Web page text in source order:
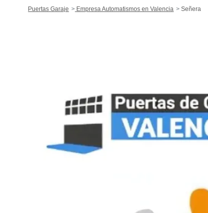
Puertas Garaje Empresa Automatismos en Valencia Señera